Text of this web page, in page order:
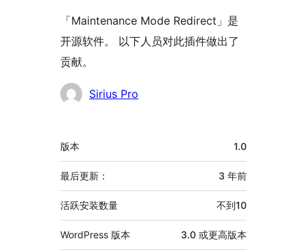
「Maintenance Mode Redirect」是
开源软件。 以下人员对此插件做出了
贡献。
贡
Sirius Pro
额
外
信
息
版本 1.0
最后更新： 3 年前
活跃安装数量 不到10
WordPress 版本 3.0 或更高版本